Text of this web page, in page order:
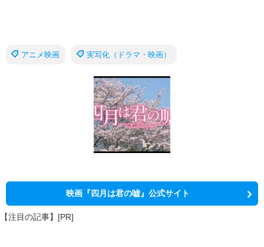
アニメ映画 実写化（ドラマ・映画）
映画『四月は君の嘘』公式サイト
【注目の記事】[PR]